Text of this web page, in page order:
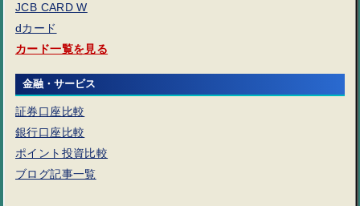
JCB CARD W
dカード
カード一覧を見る
金融・サービス
証券口座比較
銀行口座比較
ポイント投資比較
ブログ記事一覧